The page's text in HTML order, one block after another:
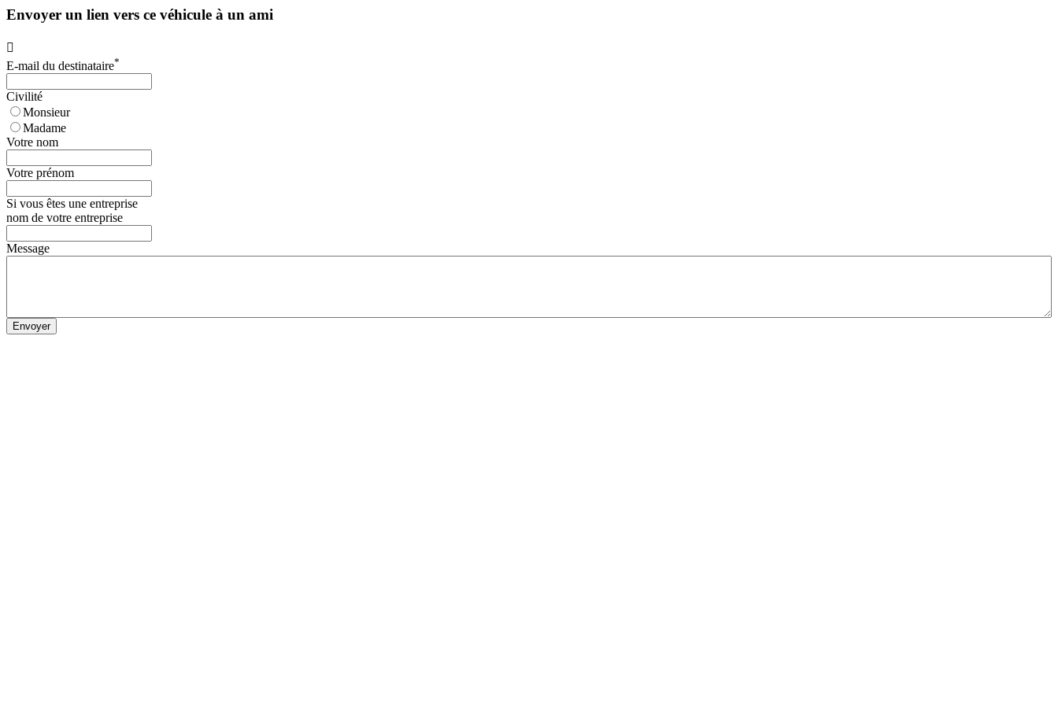
Envoyer un lien vers ce véhicule à un ami

E-mail du destinataire*
Civilité
Monsieur
Madame
Votre nom
Votre prénom
Si vous êtes une entreprise
nom de votre entreprise
Message
Envoyer